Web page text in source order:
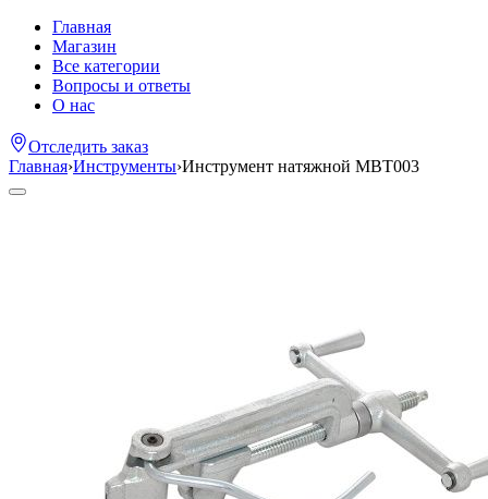
Главная
Магазин
Все категории
Вопросы и ответы
О нас
Отследить заказ
Главная›Инструменты›Инструмент натяжной MBT003